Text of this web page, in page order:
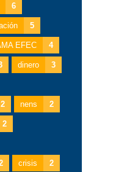
6
5
EFEC 4
dinero 3
2 nens 2
2
crisis 2